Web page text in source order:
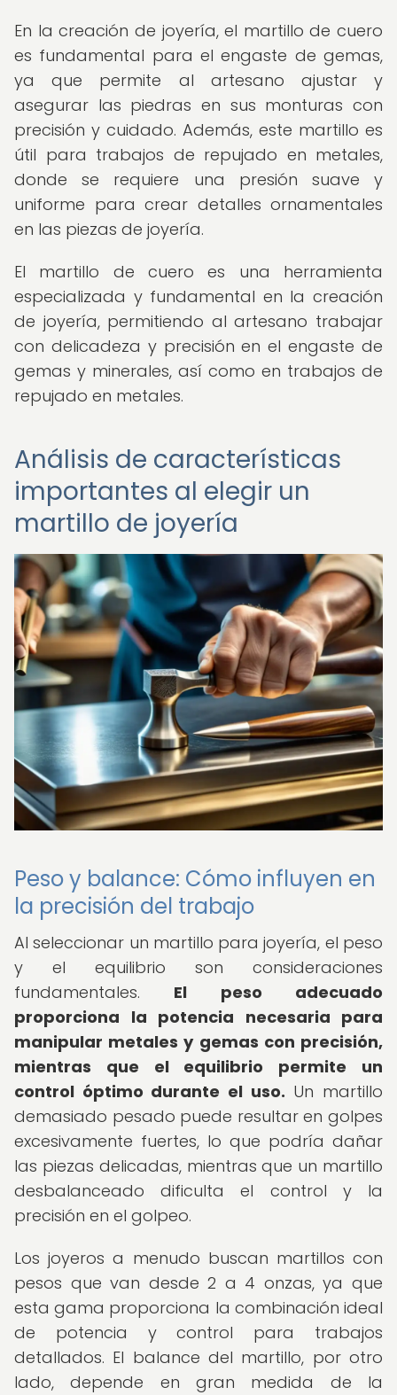
En la creación de joyería, el martillo de cuero
es fundamental para el engaste de gemas,
ya que permite al artesano ajustar y
asegurar las piedras en sus monturas con
precisión y cuidado. Además, este martillo es
útil para trabajos de repujado en metales,
donde se requiere una presión suave y
uniforme para crear detalles ornamentales
en las piezas de joyería.
El martillo de cuero es una herramienta
especializada y fundamental en la creación
de joyería, permitiendo al artesano trabajar
con delicadeza y precisión en el engaste de
gemas y minerales, así como en trabajos de
repujado en metales.
Análisis de características
importantes al elegir un
martillo de joyería
Peso y balance: Cómo influyen en
la precisión del trabajo
Al seleccionar un martillo para joyería, el peso
y el equilibrio son consideraciones
fundamentales. El peso adecuado
proporciona la potencia necesaria para
manipular metales y gemas con precisión,
mientras que el equilibrio permite un
control óptimo durante el uso. Un martillo
demasiado pesado puede resultar en golpes
excesivamente fuertes, lo que podría dañar
las piezas delicadas, mientras que un martillo
desbalanceado dificulta el control y la
precisión en el golpeo.
Los joyeros a menudo buscan martillos con
pesos que van desde 2 a 4 onzas, ya que
esta gama proporciona la combinación ideal
de potencia y control para trabajos
detallados. El balance del martillo, por otro
lado, depende en gran medida de la